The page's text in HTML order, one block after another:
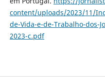
content/uploads/2023/11/
de-Vida-e-de-Trabalho-dos-
2023-c.pdf